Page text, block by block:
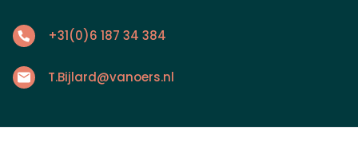
+31(0)6 187 34 384
T.Bijlard@vanoers.nl